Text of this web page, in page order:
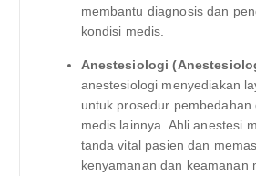
membantu diagnosis dan
kondisi medis.
Anestesiologi
anestesiologi menyediakan
untuk prosedur pembedahan
medis lainnya. Ahli anestesi
tanda vital pasien dan
kenyamanan dan keamanan